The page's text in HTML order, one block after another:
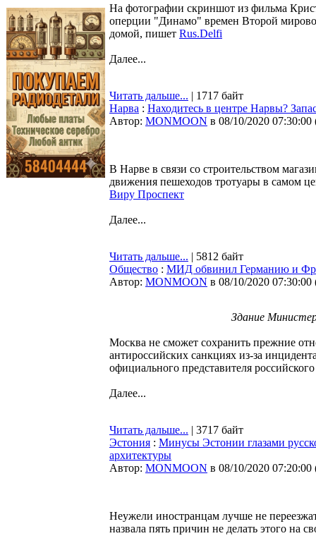
На фотографии скриншот из фильма
оперции "Динамо" времен Второй
домой, пишет Rus.Delfi
Далее...
Читать дальше... | 1717 байт
Нарва : Находитесь в центре Нарвы?
Автор: MONMOON в 08/10/2020 07:30:00
В Нарве в связи со строительством
движения пешеходов тротуары в самом
Виру Проспект
Далее...
Читать дальше... | 5812 байт
Общество : МИД обвинил Германию и
Автор: MONMOON в 08/10/2020 07:30:00
Здание
Москва не сможет сохранить прежние
антироссийских санкциях из-за
официального представителя
Далее...
Читать дальше... | 3717 байт
Эстония : Минусы Эстонии глазами
архитектуры
Автор: MONMOON в 08/10/2020 07:20:00
Неужели иностранцам лучше не
назвала пять причин не делать этого на